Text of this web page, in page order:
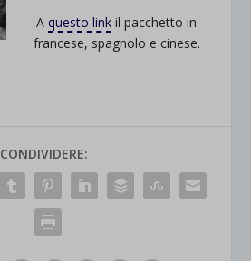
A questo link il pacchetto in
francese, spagnolo e cinese.
CONDIVIDERE: